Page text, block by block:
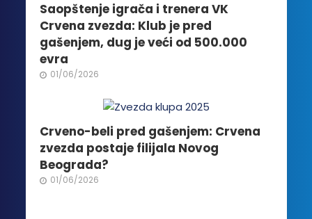
Saopštenje igrača i trenera VK
Crvena zvezda: Klub je pred
gašenjem, dug je veći od 500.000
evra
01/06/2026
Crveno-beli pred gašenjem: Crvena
zvezda postaje filijala Novog
Beograda?
01/06/2026